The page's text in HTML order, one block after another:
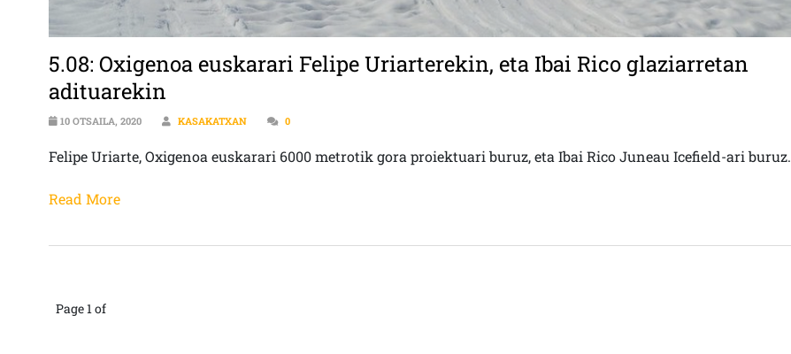
5.08: Oxigenoa euskarari Felipe Uriarterekin, eta Ibai Rico glaziarretan
adituarekin
10 OTSAILA, 2020 KASAKATXAN 0
Felipe Uriarte, Oxigenoa euskarari 6000 metrotik gora proiektuari buruz, eta Ibai Rico Juneau Icefield-ari buruz.
Read More
Page 1 of